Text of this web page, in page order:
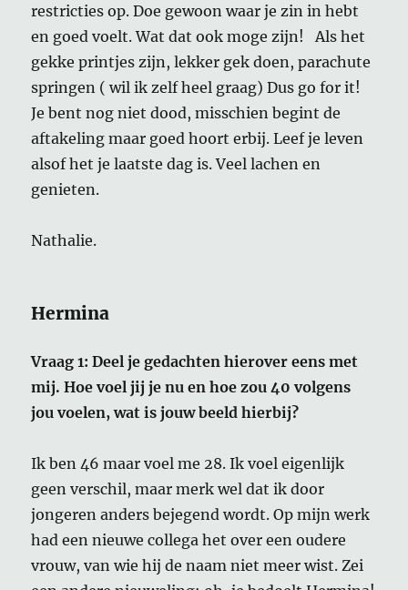
restricties op. Doe gewoon waar je zin in hebt
en goed voelt. Wat dat ook moge zijn! Als het
gekke printjes zijn, lekker gek doen, parachute
springen ( wil ik zelf heel graag) Dus go for it!
Je bent nog niet dood, misschien begint de
aftakeling maar goed hoort erbij. Leef je leven
alsof het je laatste dag is. Veel lachen en
genieten.
Nathalie.
Hermina
Vraag 1: Deel je gedachten hierover eens met
mij. Hoe voel jij je nu en hoe zou 40 volgens
jou voelen, wat is jouw beeld hierbij?
Ik ben 46 maar voel me 28. Ik voel eigenlijk
geen verschil, maar merk wel dat ik door
jongeren anders bejegend wordt. Op mijn werk
had een nieuwe collega het over een oudere
vrouw, van wie hij de naam niet meer wist. Zei